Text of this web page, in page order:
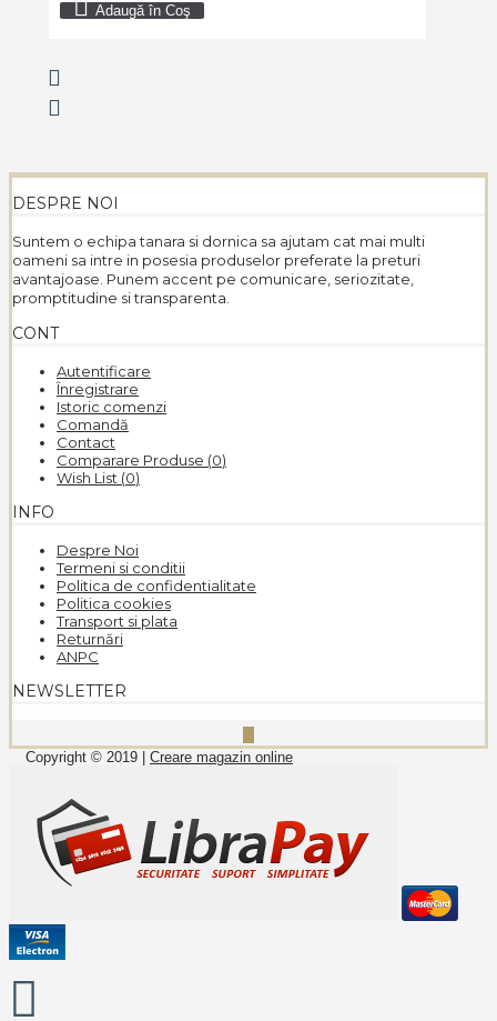
Adaugă în Coş
DESPRE NOI
Suntem o echipa tanara si dornica sa ajutam cat mai multi
oameni sa intre in posesia produselor preferate la preturi
avantajoase. Punem accent pe comunicare, seriozitate,
promptitudine si transparenta.
CONT
Autentificare
Înregistrare
Istoric comenzi
Comandă
Contact
Comparare Produse (0)
Wish List (0)
INFO
Despre Noi
Termeni si conditii
Politica de confidentialitate
Politica cookies
Transport si plata
Returnări
ANPC
NEWSLETTER
Copyright © 2019 | Creare magazin online